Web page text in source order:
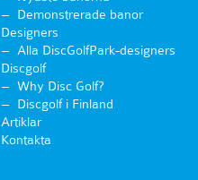
Demonstrerade banor
Designers
Alla DiscGolfPark-designers
Discgolf
Why Disc Golf?
Discgolf i Finland
Artiklar
Kontakta